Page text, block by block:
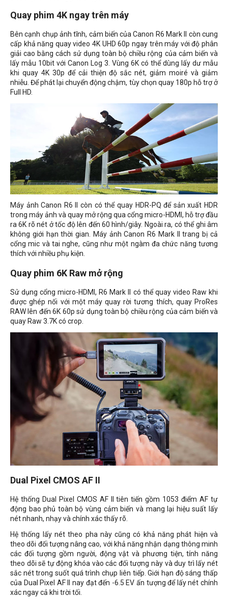
Quay phim 4K ngay trên máy
Bên cạnh chụp ảnh tĩnh, cảm biến của Canon R6 Mark II còn cung
cấp khả năng quay video 4K UHD 60p ngay trên máy với độ phân
giải cao bằng cách sử dụng toàn bộ chiều rộng của cảm biến và
lấy mẫu 10bit với Canon Log 3. Vùng 6K có thể dùng lấy dư mẫu
khi quay 4K 30p để cải thiện độ sắc nét, giảm moiré và giảm
nhiễu. Để phát lại chuyển động chậm, tùy chọn quay 180p hỗ trợ ở
Full HD.
Máy ảnh Canon R6 II còn có thể quay HDR-PQ để sản xuất HDR
trong máy ảnh và quay mở rộng qua cổng micro-HDMI, hỗ trợ đầu
ra 6K rõ nét ở tốc độ lên đến 60 hình/giây. Ngoài ra, có thể ghi âm
không giới hạn thời gian. Máy ảnh Canon R6 Mark II trang bị cả
cổng mic và tai nghe, cũng như một ngàm đa chức năng tương
thích với nhiều phụ kiện.
Quay phim 6K Raw mở rộng
Sử dụng cổng micro-HDMI, R6 Mark II có thể quay video Raw khi
được ghép nối với một máy quay rời tương thích, quay ProRes
RAW lên đến 6K 60p sử dụng toàn bộ chiều rộng của cảm biến và
quay Raw 3.7K có crop.
Dual Pixel CMOS AF II
Hệ thống Dual Pixel CMOS AF II tiên tiến gồm 1053 điểm AF tự
động bao phủ toàn bộ vùng cảm biến và mang lại hiệu suất lấy
nét nhanh, nhạy và chính xác thấy rõ.
Hệ thống lấy nét theo pha này cũng có khả năng phát hiện và
theo dõi đối tượng nâng cao, với khả năng nhận dạng thông minh
các đối tượng gồm người, động vật và phương tiện, tính năng
theo dõi sẽ tự động khóa vào các đối tượng này và duy trì lấy nét
sắc nét trong suốt quá trình chụp liên tiếp. Giới hạn độ sáng thấp
của Dual Pixel AF II nay đạt đến -6.5 EV ấn tượng để lấy nét chính
xác ngay cả khi trời tối.